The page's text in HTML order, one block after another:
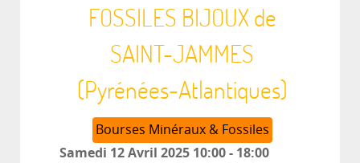
FOSSILES BIJOUX de
SAINT-JAMMES
(Pyrénées-Atlantiques)
Bourses Minéraux & Fossiles
Samedi 12 Avril 2025 10:00- 18:00